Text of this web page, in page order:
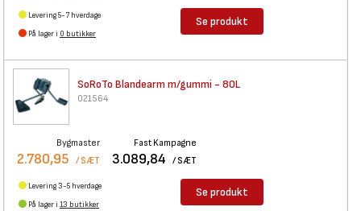
Levering 5-7 hverdage
På lager i 0 butikker
Se produkt
SoRoTo Blandearm m/gummi - 80L
021564
Bygmaster
2.780,95 / SÆT
Fast Kampagne
3.089,84 / SÆT
Levering 3-5 hverdage
På lager i 13 butikker
Se produkt